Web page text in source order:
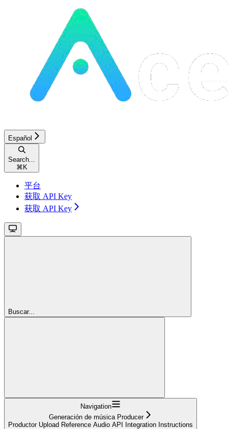
Español
Search...
⌘ K
平台
获取 API Key
获取 API Key
Buscar...
Navigation
Generación de música Producer
Productor Upload Reference Audio API Integration Instructions